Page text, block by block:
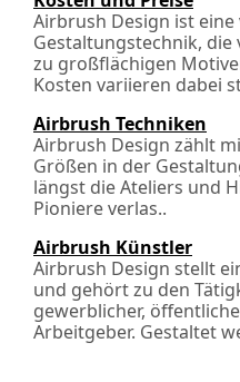
Airbrush Design ist eine
Gestaltungstechnik, die
zu großflächigen
Kosten variieren dabei
Airbrush Techniken
Airbrush Design zählt
Größen in der
längst die Ateliers und
Pioniere verlas..
Airbrush Künstler
Airbrush Design stellt
und gehört zu den
gewerblicher,
Arbeitgeber. Gestaltet